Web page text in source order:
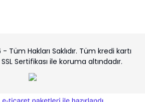
Tüm Hakları Saklıdır. Tüm kredi kartı
Sertifikası ile koruma altındadır.